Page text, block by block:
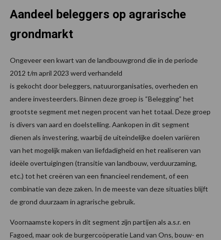
Aandeel beleggers op agrarische
grondmarkt
Ongeveer een kwart van de landbouwgrond die in de periode
2012 t/m april 2023 werd verhandeld
is gekocht door beleggers, natuurorganisaties, overheden en
andere investeerders. Binnen deze groep is “Belegging” het
grootste segment met negen procent van het totaal. Deze groep
is divers van aard en doelstelling. Aankopen in dit segment
dienen als investering, waarbij de uiteindelijke doelen variëren
van het mogelijk maken van liefdadigheid en het realiseren van
ideële overtuigingen (transitie van landbouw, verduurzaming,
etc.) tot het creëren van een financieel rendement, of een
combinatie van deze zaken. In de meeste van deze situaties blijft
de grond duurzaam in agrarische gebruik.
Voornaamste kopers in dit segment zijn partijen als a.s.r. en
Fagoed, maar ook de burgercoöperatie Land van Ons, bouw- en